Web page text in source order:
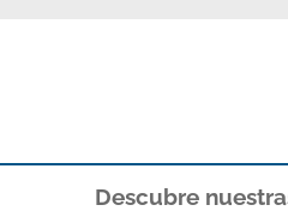
Descubre